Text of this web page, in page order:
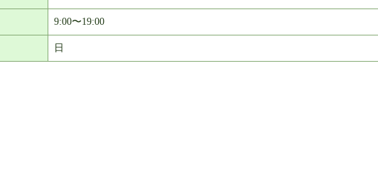
9:00〜19:00
日